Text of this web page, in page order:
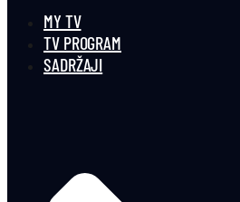
MY TV
TV PROGRAM
SADRŽAJI